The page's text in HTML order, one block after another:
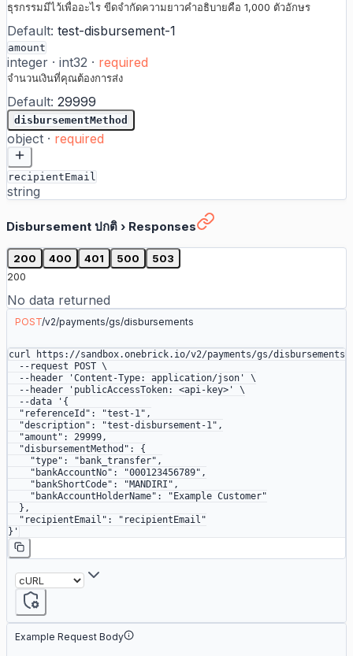
ธุรกรรมมีไว้เพื่ออะไร ขีดจำกัดความยาวคำอธิบายคือ 1,000 ตัวอักษร
Default: test-disbursement-1
amount
integer · int32 · required
จำนวนเงินที่คุณต้องการส่ง
Default: 29999
disbursementMethod
object · required
recipientEmail
string
Disbursement ปกติ › Responses
200 400 401 500
503
200
No data returned
POST/v2/payments/gs/disbursements
curl https://sandbox.onebrick.io/v2/payments/gs/disbursements
  --request
POST \
  --header
'Content-Type: application/json'
\
  --header
'publicAccessToken: <api-key>'
\
  --data
'{
  "referenceId": "test-1",
  "description": "test-disbursement-1",
  "amount": 29999,
  "disbursementMethod": {
    "type": "bank_transfer",
    "bankAccountNo": "000123456789",
    "bankShortCode": "MANDIRI",
    "bankAccountHolderName": "Example Customer"
  },
  "recipientEmail": "recipientEmail"
}'
Example Request Body